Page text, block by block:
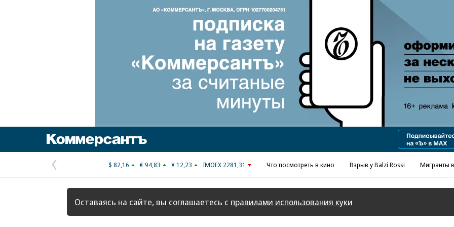
Реклама в «Ъ» www.kommersant.ru/ad
Предыдущая
страница
$ 82,16 € 94,83 ¥ 12,23 IMOEX 2281,31 Что посмотреть в кино Взрыв у Balzi Rossi Мигранты
Оставаясь на сайте, вы соглашаетесь с правилами использования куки